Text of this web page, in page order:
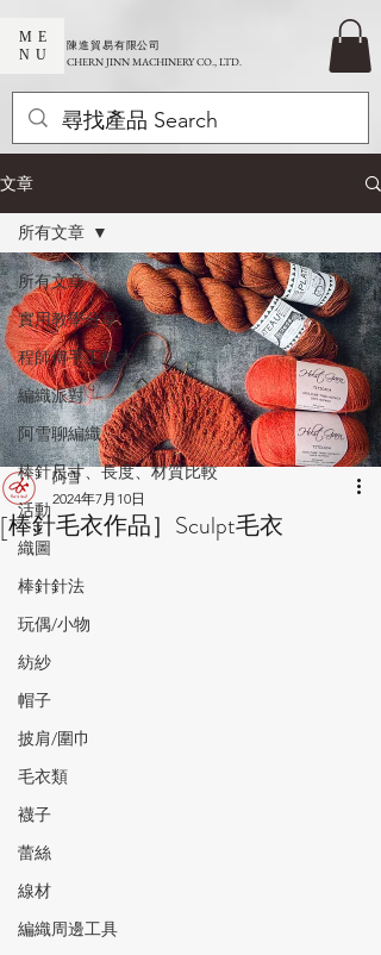
ME
NU
​陳進貿易有限公司
CHERN JINN MACHINERY CO., LTD.
文章
所有文章
實用教學分享
程師傅手工檀木針
編織派對
阿雪聊編織
棒針尺寸、長度、材質比較
活動
織圖
棒針針法
玩偶/小物
紡紗
帽子
披肩/圍巾
毛衣類
襪子
蕾絲
線材
編織周邊工具
所有文章
[棒針毛衣作品］Sculpt毛衣
阿雪
2024年7月10日